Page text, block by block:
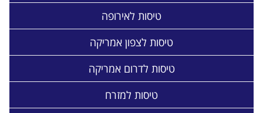
טיסות לאירופה
טיסות לצפון אמריקה
טיסות לדרום אמריקה
טיסות למזרח